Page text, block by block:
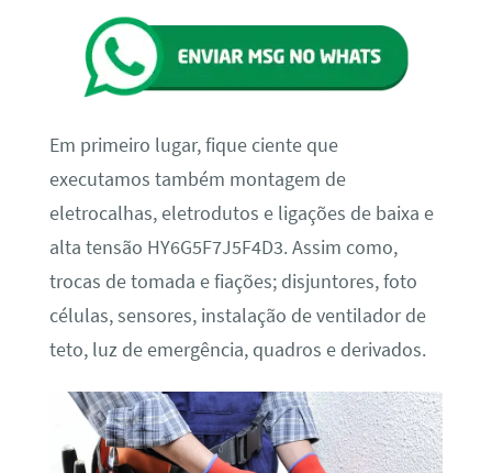
Em primeiro lugar, fique ciente que
executamos também montagem de
eletrocalhas, eletrodutos e ligações de baixa e
alta tensão HY6G5F7J5F4D3. Assim como,
trocas de tomada e fiações; disjuntores, foto
células, sensores, instalação de ventilador de
teto, luz de emergência, quadros e derivados.